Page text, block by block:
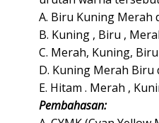
A. Biru Kuning Merah
B. Kuning , Biru ,
C. Merah, Kuning,
D. Kuning Merah Biru
E. Hitam . Merah ,
Pembahasan: